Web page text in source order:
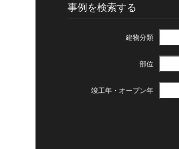
事例を検索する
建物分類
部位
竣工年・ オープン年